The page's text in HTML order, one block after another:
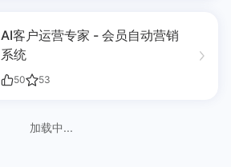
AI客户运营专家 - 会员自动营销
系统
50 53
加载中...